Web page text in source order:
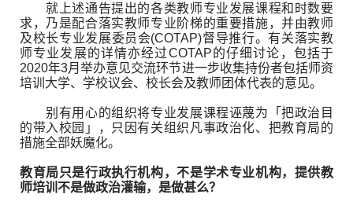
就上述通告提出的各类教师专业发展课程和时数要
求，乃是配合落实教师专业阶梯的重要措施，并由教师
及校长专业发展委员会(COTAP)督导推行。有关落实教
师专业发展的详情亦经过COTAP的仔细讨论，包括于
2020年3月举办意见交流环节进一步收集持份者包括师资
培训大学、学校议会、校长会及教师团体代表的意见。
别有用心的组织将专业发展课程诬蔑为「把政治目
的带入校园」，只因有关组织凡事政治化、把教育局的
措施全部妖魔化。
教育局只是行政执行机构，不是学术专业机构，提供教
师培训不是做政治灌输，是做甚么？